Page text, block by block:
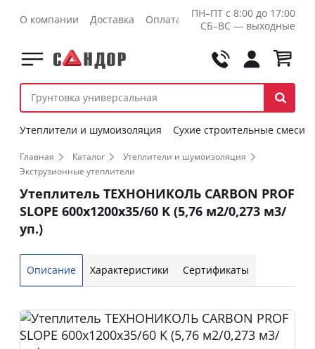
О компании Доставка Оплата Контакты Оптовикам
ПН–ПТ с 8:00 до 17:00
СБ–ВС — выходные
Утеплители и шумоизоляция Сухие строительные смеси
Главная Каталог
Утеплители и шумоизоляция
Экструзионные утеплители
Утеплитель ТЕХНОНИКОЛЬ CARBON PROF
SLOPE 600x1200x35/60 K (5,76 м2/0,273 м3/
уп.)
Описание Характеристики Сертификаты